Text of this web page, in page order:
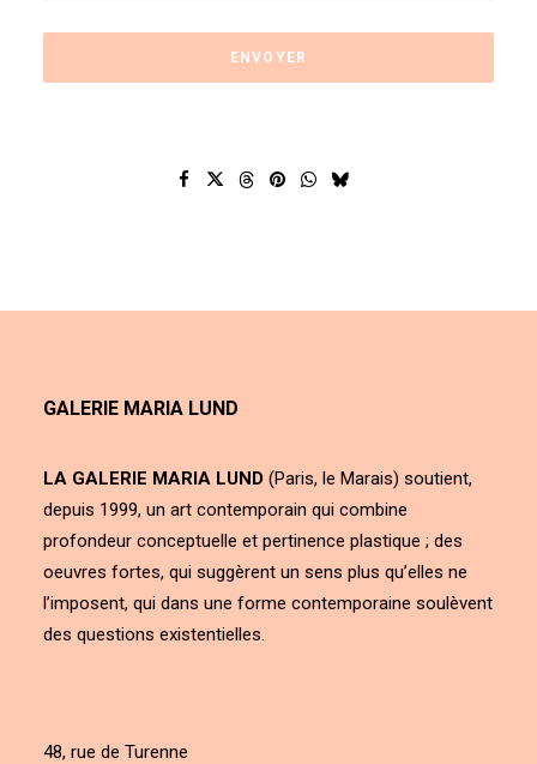
GALERIE MARIA LUND
LA GALERIE MARIA LUND (Paris, le Marais) soutient,
depuis 1999, un art contemporain qui combine
profondeur conceptuelle et pertinence plastique ; des
oeuvres fortes, qui suggèrent un sens plus qu’elles ne
l’imposent, qui dans une forme contemporaine soulèvent
des questions existentielles.
48, rue de Turenne